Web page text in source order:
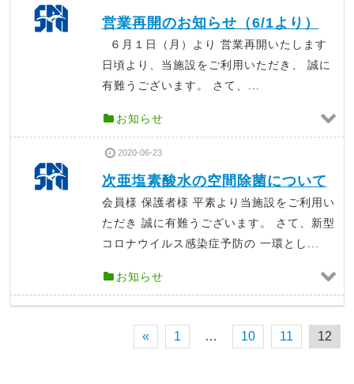
営業再開のお知らせ（6/1より）
６月１日（月）より 営業再開いたします
日頃より、当施設をご利用いただき、 誠に
有難うございます。 さて、...
お知らせ
2020-06-23
次亜塩素酸水の空間除菌について
会員様 保護者様 平素より当施設をご利用い
ただき 誠に有難うございます。 さて、新型
コロナウイルス感染症予防の 一環とし...
お知らせ
« 1 … 10 11 12